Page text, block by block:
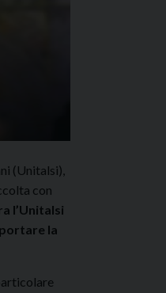
(Unitalsi),
con
l’Unitalsi
la